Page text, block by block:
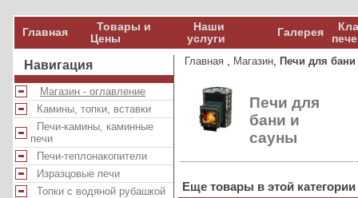
Главная
Товары и
Цены
Наши
услуги
Галерея
Навигация
Магазин - оглавление
Камины, топки, вставки
Печи-камины, каминные
печи
Печи-теплонакопители
Изразцовые печи
Топки с водяной рубашкой
Главная , Магазин, Печи для
Печи для
бани и
сауны
Еще товары в этой категории